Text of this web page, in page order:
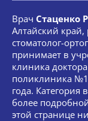
Врач Стаценко
Алтайский край,
стоматолог-
принимает в
клиника
поликлиника
года. Категория
более
этой странице